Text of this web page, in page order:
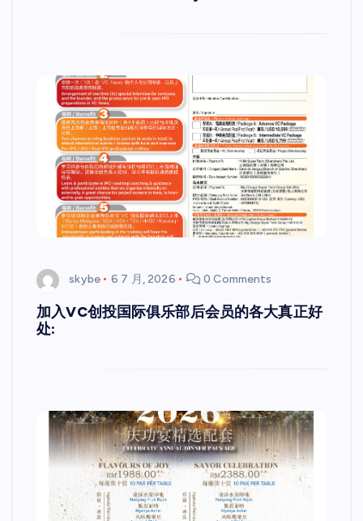
skybe 6 7 月, 2026 0 Comments
加入VC创投国际俱乐部后会员的各大真正好
处: